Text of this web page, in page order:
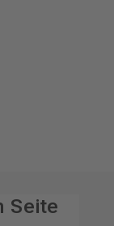
Seite